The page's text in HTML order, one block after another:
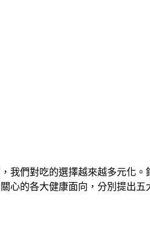
我們對吃的選擇越來越多元化
心的各大健康面向，分別提出